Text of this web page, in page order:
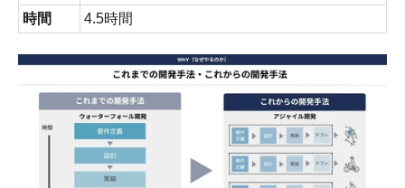
時間
4.5時間